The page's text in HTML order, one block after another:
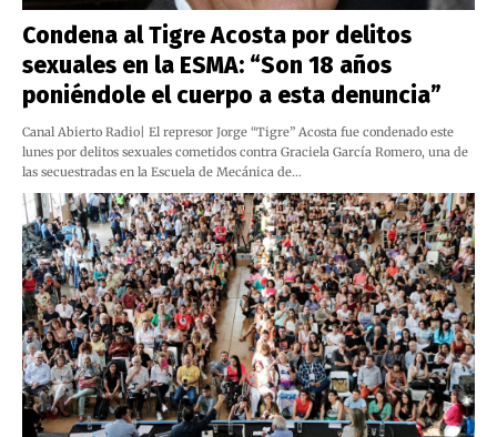
Condena al Tigre Acosta por delitos
sexuales en la ESMA: “Son 18 años
poniéndole el cuerpo a esta denuncia”
Canal Abierto Radio| El represor Jorge “Tigre” Acosta fue condenado este
lunes por delitos sexuales cometidos contra Graciela García Romero, una de
las secuestradas en la Escuela de Mecánica de…